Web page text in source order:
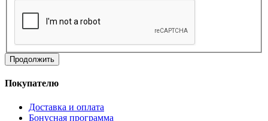
Продолжить
Покупателю
Доставка и оплата
Бонусная программа